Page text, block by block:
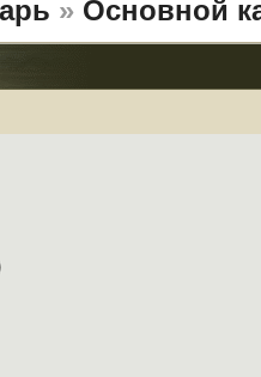
» Основной